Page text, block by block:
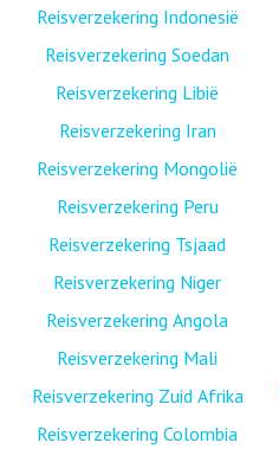
Reisverzekering Indonesië
Reisverzekering Soedan
Reisverzekering Libië
Reisverzekering Iran
Reisverzekering Mongolië
Reisverzekering Peru
Reisverzekering Tsjaad
Reisverzekering Niger
Reisverzekering Angola
Reisverzekering Mali
Reisverzekering Zuid Afrika
Reisverzekering Colombia